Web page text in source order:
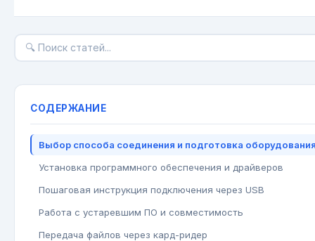
СОДЕРЖАНИЕ
Выбор способа соединения и подготовка
Установка программного обеспечения и драйверов
Пошаговая инструкция подключения через USB
Работа с устаревшим ПО и совместимость
Передача файлов через кард-ридер